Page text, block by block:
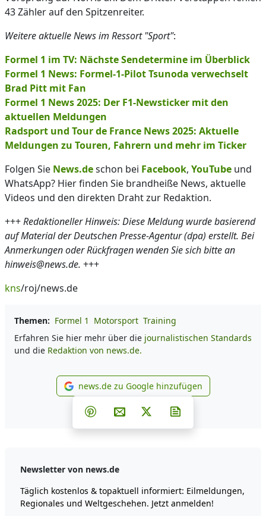
43 Zähler auf den Spitzenreiter.
Weitere aktuelle News im Ressort "Sport":
Formel 1 im TV: Nächste Sendetermine im Überblick
Formel 1 News: Formel-1-Pilot Tsunoda verwechselt
Brad Pitt mit Fan
Formel 1 News 2025: Der F1-Newsticker mit den
aktuellen Meldungen
Radsport und Tour de France News 2025: Aktuelle
Meldungen zu Touren, Fahrern und mehr im Ticker
Folgen Sie News.deschon bei Facebook, YouTube und
WhatsApp? Hier finden Sie brandheiße News, aktuelle
Videos und den direkten Draht zur Redaktion.
+++Redaktioneller Hinweis: Diese Meldung wurde basierend
auf Material der Deutschen Presse-Agentur (dpa) erstellt. Bei
Anmerkungen oder Rückfragen wenden Sie sich bitte an
hinweis@news.de. +++
kns/roj/news.de
Themen: Formel 1 Motorsport Training
Erfahren Sie hier mehr über die journalistischen Standards
und die Redaktion von news.de.
news.de zu Google
news.de zu Google hinzufügen
Teilen auf Facebook
Teilen auf Whatsapp
Teilen auf Telegram
Teilen auf Pinterest
Per E-Mail teilen
Post auf X
Newsletter von news.de
Täglich kostenlos & topaktuell informiert: Eilmeldungen,
Regionales und Weltgeschehen. Jetzt anmelden!